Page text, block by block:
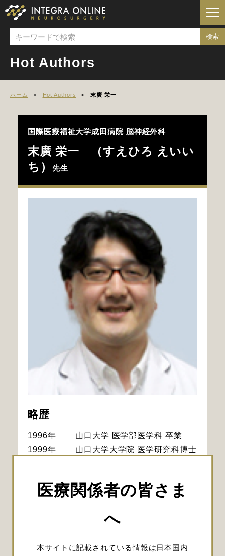
医療関係者の皆さま
へ
本サイトに記載されている情報は日本国内
Hot Authors
ホーム Hot Authors 末廣 栄一
国際医療福祉大学成田病院脳神経外科
末廣 栄一 （すえひろ えいい
ち）
先生
略歴
1996年
山口大学 医学部医学科 卒業
1999年
山口大学大学院 医学研究科博士
Neurobiology,Medical College
University, Research fellow
外科 医員